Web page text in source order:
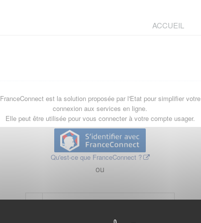
ACCUEIL
FranceConnect est la solution proposée par l'Etat pour simplifier votre
connexion aux services en ligne.
Elle peut être utilisée pour vous connecter à votre compte usager.
Qu'est-ce que FranceConnect ?
ou